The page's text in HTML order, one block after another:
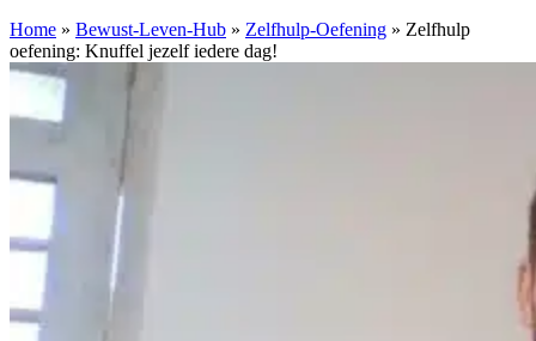
Home » Bewust-Leven-Hub » Zelfhulp-Oefening » Zelfhulp
oefening: Knuffel jezelf iedere dag!